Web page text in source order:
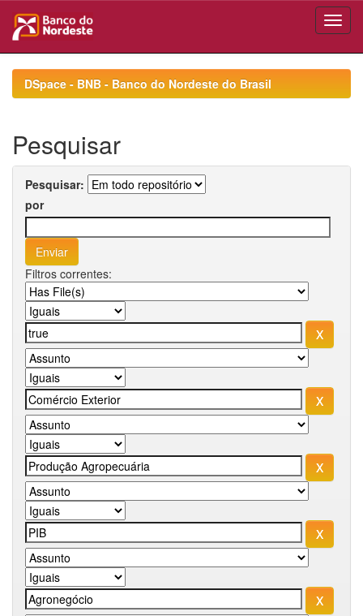
navigationDSpace - BNB - Banco do Nordeste do Brasil
Pesquisar
Pesquisar:
por
Filtros correntes: